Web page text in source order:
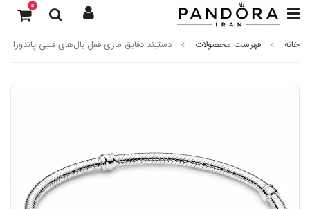
0
خانه فهرست محصولات دستبند دقایق ماری قفل بال‌های قلبی پاندورا